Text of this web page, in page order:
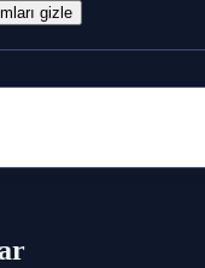
gizle